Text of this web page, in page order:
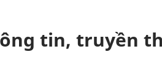
tin, truyền